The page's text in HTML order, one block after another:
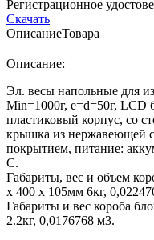
Регистрационное
Скачать
ОписаниеТовара
Описание:
Эл. весы напольные для
Min=1000г, e=d=50г,
пластиковый корпус, со
крышка из нержавеющей
покрытием, питание:
С.
Габариты, вес и объем
х 400 х 105мм 6кг,
Габариты и вес короба
2.2кг, 0,0176768 м3.